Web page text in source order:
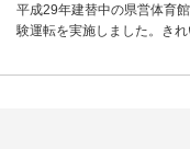
平成29年建替中の県営体育
験運転を実施しました。きれ